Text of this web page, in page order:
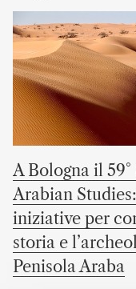
A Bologna il
Arabian
iniziative per
storia e
Penisola Araba